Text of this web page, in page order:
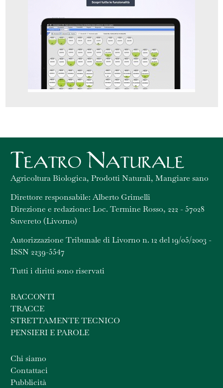
Agricoltura Biologica, Prodotti Naturali, Mangiare sano
Direttore responsabile: Alberto Grimelli
Direzione e redazione: Loc. Termine Rosso, 222 - 57028
Suvereto (Livorno)
Autorizzazione Tribunale di Livorno n. 12 del 19/05/2003 -
ISSN 2239-5547
Tutti i diritti sono riservati
RACCONTI
TRACCE
STRETTAMENTE TECNICO
PENSIERI E PAROLE
Chi siamo
Contattaci
Pubblicità